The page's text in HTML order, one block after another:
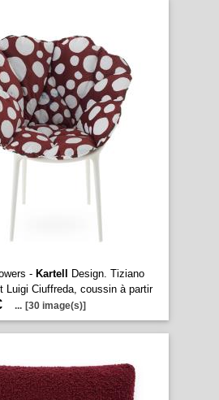
- Kartell
Design. Tiziano
Luigi Ciuffreda, coussin à partir
... [30 image(s)]